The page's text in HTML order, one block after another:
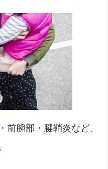
前腕部・腱鞘炎など、